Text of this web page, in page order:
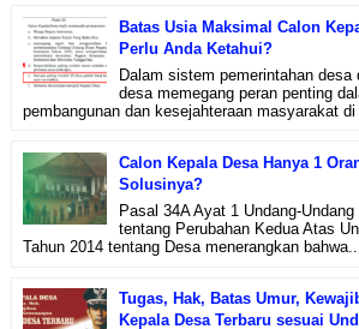
Batas Usia Maksimal Calon
Perlu Anda Ketahui?
Dalam sistem pemerintahan desa
desa memegang peran penting
pembangunan dan kesejahteraan masyarakat
Calon Kepala Desa Hanya 1
Solusinya?
Pasal 34A Ayat 1 Undang-
tentang Perubahan Kedua Atas
Tahun 2014 tentang Desa menerangkan bahwa...
Tugas, Hak, Batas Umur,
Kepala Desa Terbaru sesuai